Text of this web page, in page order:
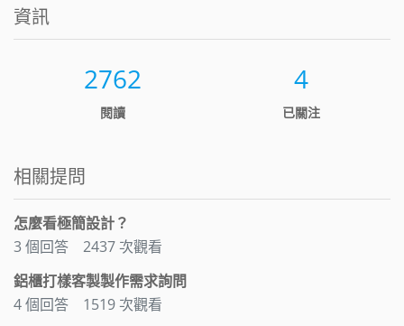
資訊
2762
閱讀
4
已關注
相關提問
怎麼看極簡設計？
3 個回答
2437 次觀看
鋁櫃打樣客製製作需求詢問
4 個回答
1519 次觀看